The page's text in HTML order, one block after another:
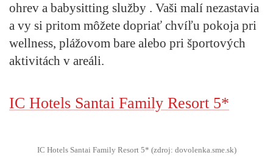
ohrev a babysitting služby . Vaši malí nezastavia
a vy si pritom môžete dopriať chvíľu pokoja pri
wellness, plážovom bare alebo pri športových
aktivitách v areáli.
IC Hotels Santai Family Resort 5*
IC Hotels Santai Family Resort 5* (zdroj: dovolenka.sme.sk)